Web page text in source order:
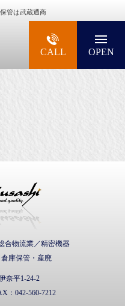
管は武蔵通商
術品・高級楽器の梱包・輸送
CALL OPEN
合物流業／精密機器
庫保管・産廃
奈平1-24-2
： 042-560-7212